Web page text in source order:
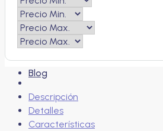
Contacto
Blog
Descripción
Detalles
Características